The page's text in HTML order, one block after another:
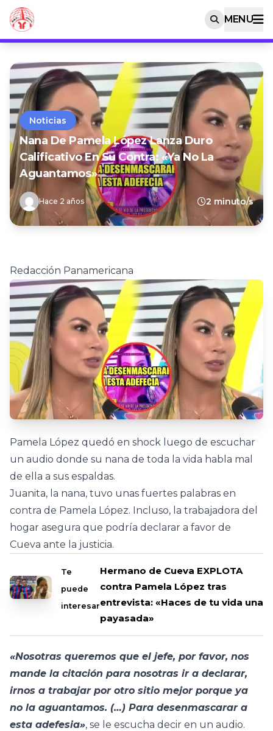
MENU
Noticias
Nana De Pamela López Lanza Duro
Calificativo En Su Contra: «Ya No La
Aguantamos»
Hace 2 años 2 minuto/s
Redacción Panamericana
Pamela López quedó en shock luego de escuchar
un audio donde su nana de toda la vida habla mal
de ella a sus espaldas.
Juanita, la nana, tuvo unas fuertes palabras en
contra de Pamela López. Incluso, la trabajadora del
hogar asegura que podría declarar a favor de
Cueva ante la justicia.
Te
puede
interesar
Hermano de Cueva EXPLOTA
contra Pamela López tras
entrevista: «Haces de tu vida una
payasada»
«Nosotras queremos que el jefe, por favor, nos
mande la citación para nosotras ir a declarar,
irnos a trabajar por otro sitio mejor porque ya
no la aguantamos. (…) Para desenmascarar a
esta adefesia», se le escucha decir en un audio.